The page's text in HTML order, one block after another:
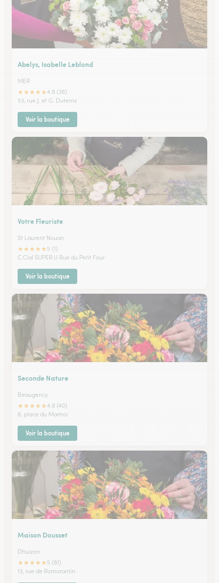
Abelys, Isabelle Leblond
MER
★★★★★4.8 (38)
53, rue J. et G. Dutems
Voir la boutique
Votre Fleuriste
St Laurent Nouan
★★★★★ 5 (1)
C.Cial SUPER U Rue du Petit Four
Voir la boutique
Seconde Nature
Beaugency
★★★★★4.8 (40)
8, place du Martroi
Voir la boutique
Maison Dousset
Dhuizon
★★★★★ 5 (81)
13, rue de Romorantin